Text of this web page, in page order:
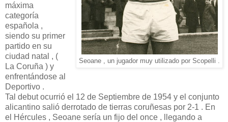
Seoane , un jugador muy utilizado por Scopelli .
máxima
categoría
española ,
siendo su primer
partido en su
ciudad natal , (
La Coruña ) y
enfrentándose al
Deportivo .
Tal debut ocurrió el 12 de Septiembre de 1954 y el conjunto
alicantino salió derrotado de tierras coruñesas por 2-1 . En
el Hércules , Seoane sería un fijo del once , llegando a